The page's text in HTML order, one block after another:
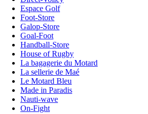
Espace Golf
Foot-Store
Galop-Store
Goal-Foot
Handball-Store
House of Rugby
La bagagerie du Motard
La sellerie de Maé
Le Motard Bleu
Made in Paradis
Nauti-wave
On-Fight